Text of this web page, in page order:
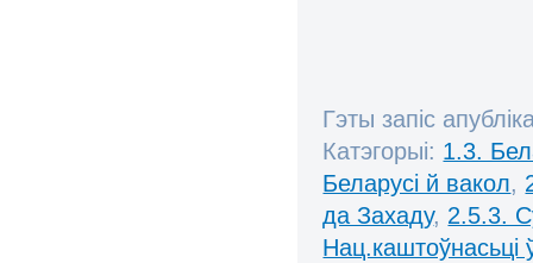
Гэты запіс
Катэгорыі: 1.3.
Беларусі й вакол,
да Захаду, 2.5.3.
Нац.каштоўнасьці